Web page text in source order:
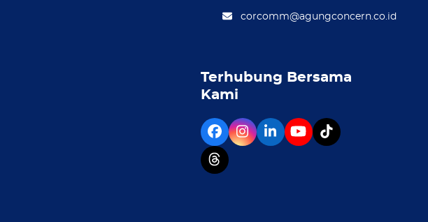
corcomm@agungconcern.co.id
Terhubung Bersama
Kami
Facebook
Instagram
LinkedIn
YouTube
Tiktok
Threads